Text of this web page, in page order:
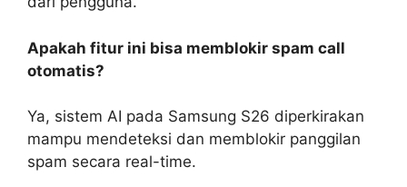
Apakah fitur ini bisa memblokir spam call
otomatis?
Ya, sistem AI pada Samsung S26 diperkirakan
mampu mendeteksi dan memblokir panggilan
spam secara real-time.